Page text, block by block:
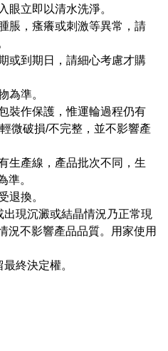
眼立即以清水洗淨。
脹，瘙癢或刺激等異常，請
或到期日，請細心考慮才購
為準。
裝作保護，惟運輪過程仍有
微破損/不完整，並不影響產
生產線，產品批次不同，生
準。
退換。
現沉澱或結晶情況乃正常現
況不影響產品品質。用家使用
終決定權。